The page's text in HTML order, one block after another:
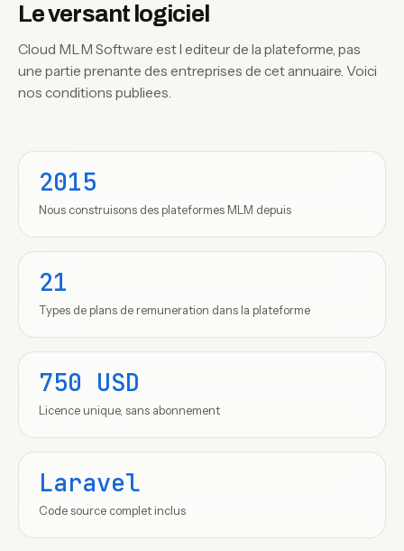
Le versant logiciel
Cloud MLM Software est l editeur de la plateforme, pas
une partie prenante des entreprises de cet annuaire. Voici
nos conditions publiees.
2015
Nous construisons des plateformes MLM depuis
21
Types de plans de remuneration dans la plateforme
750 USD
Licence unique, sans abonnement
Laravel
Code source complet inclus